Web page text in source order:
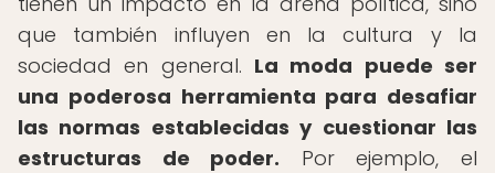
que también influyen en la cultura y la
sociedad en general. La moda puede ser
una poderosa herramienta para desafiar
las normas establecidas y cuestionar las
estructuras de poder. Por ejemplo, el